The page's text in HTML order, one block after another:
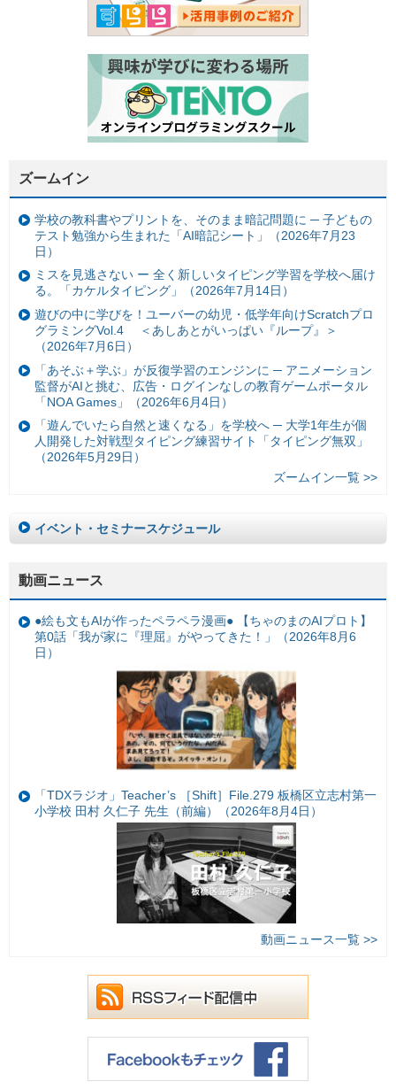
ズームイン
学校の教科書やプリントを、そのまま暗記問題に ─ 子どもの
テスト勉強から生まれた「AI暗記シート」（2026年7月23
日）
ミスを見逃さない ー 全く新しいタイピング学習を学校へ届け
る。「カケルタイピング」（2026年7月14日）
遊びの中に学びを！ユーバーの幼児・低学年向けScratchプロ
グラミングVol.4 ＜あしあとがいっぱい『ループ』＞
（2026年7月6日）
「あそぶ＋学ぶ」が反復学習のエンジンに ─ アニメーション
監督がAIと挑む、広告・ログインなしの教育ゲームポータル
「NOA Games」（2026年6月4日）
「遊んでいたら自然と速くなる」を学校へ ─ 大学1年生が個
人開発した対戦型タイピング練習サイト「タイピング無双」
（2026年5月29日）
ズームイン一覧 >>
イベント・セミナースケジュール
動画ニュース
●絵も文もAIが作ったペラペラ漫画● 【ちゃのまのAIプロト】
第0話「我が家に『理屈』がやってきた！」（2026年8月6
日）
「TDXラジオ」Teacher’s ［Shift］File.279 板橋区立志村第一
小学校 田村 久仁子 先生（前編）（2026年8月4日）
動画ニュース一覧 >>